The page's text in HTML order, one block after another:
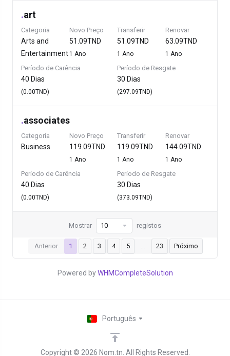
.art
Categoria
Arts and
Entertainment
Novo Preço
51.09TND
1 Ano
Transferir
51.09TND
1 Ano
Renovar
63.09TND
1 Ano
Período de Carência
40 Dias
(0.00TND)
Período de Resgate
30 Dias
(297.09TND)
.associates
Categoria
Business
Novo Preço
119.09TND
1 Ano
Transferir
119.09TND
1 Ano
Renovar
144.09TND
1 Ano
Período de Carência
40 Dias
(0.00TND)
Período de Resgate
30 Dias
(373.09TND)
Anterior 1 2 3 4 5 … 23 Próximo
Mostrar registos
Powered byWHMCompleteSolution
Copyright © 2026 Nom.tn. All Rights Reserved.
Português